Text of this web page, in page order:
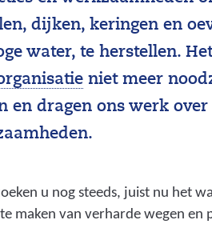
dijken, keringen en
water, te herstellen.
(
d
e
r
g
niet meer
en dragen ons werk
u nog steeds, juist nu het
maken van verharde wegen en